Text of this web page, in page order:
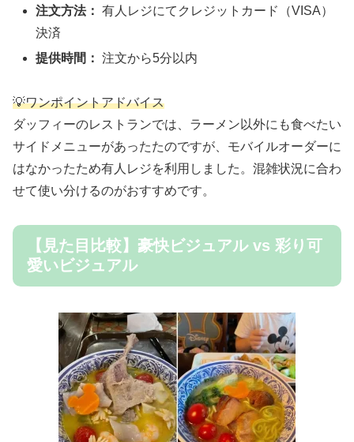
注文方法： 有人レジにてクレジットカード（VISA）
決済
提供時間： 注文から5分以内
💡ワンポイントアドバイス
ダッフィーのレストランでは、ラーメン以外にも食べたい
サイドメニューがあったたのですが、モバイルオーダーに
はなかったため有人レジを利用しました。混雑状況に合わ
せて使い分けるのがおすすめです。
【見た目比較】豪快ビジュアル vs 彩り可
愛いビジュアル